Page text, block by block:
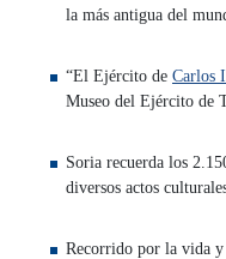
la más antigua del
“El Ejército de Carlos
Museo del Ejército de
Soria recuerda los
diversos actos
Recorrido por la vida